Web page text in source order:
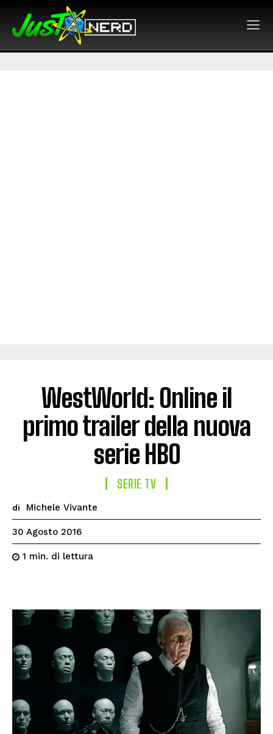
WestWorld: Online il
primo trailer della nuova
serie HBO
SERIE TV
di Michele Vivante
30 Agosto 2016
1 min. di lettura